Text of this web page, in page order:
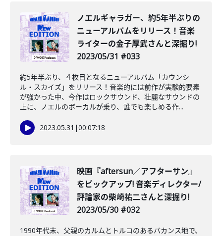
ノエルギャラガー、約5年半ぶりの
ニューアルバムをリリース！音楽
ライターの金子厚武さんと深掘り!
2023/05/31 #033
約5年半ぶり、４枚目となるニューアルバム「カウンシ
ル・スカイズ」をリリース！音楽的には前作が実験的要素
が強かった中、今作はロックサウンド、壮麗なサウンドの
上に、ノエルのボーカルが乗り、誰でも楽しめる作...
2023.05.31 |00:07:18
映画『aftersun／アフターサン』
をピックアップ! 音楽ディレクター/
評論家の柴崎祐二さんと深掘り!
2023/05/30 #032
1990年代末、父親のカルムとトルコのあるバカンス地で、